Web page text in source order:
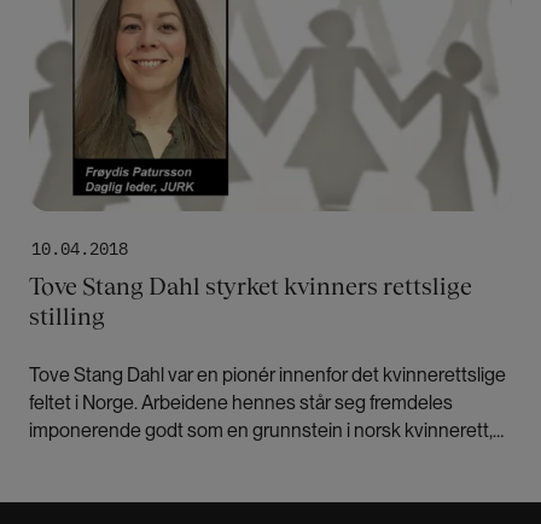
10.04.2018
Tove Stang Dahl styrket kvinners rettslige
stilling
Tove Stang Dahl var en pionér innenfor det kvinnerettslige
feltet i Norge. Arbeidene hennes står seg fremdeles
imponerende godt som en grunnstein i norsk kvinnerett,